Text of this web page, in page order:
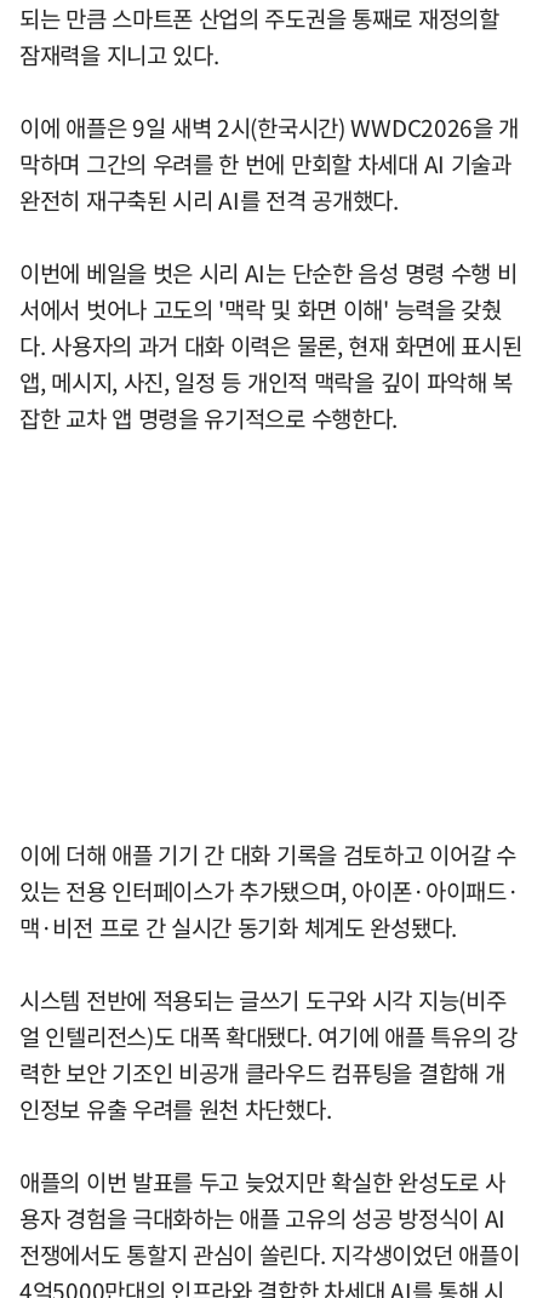
되는 만큼 스마트폰 산업의 주도권을 통째로 재정의할
잠재력을 지니고 있다.
이에 애플은 9일 새벽 2시(한국시간) WWDC2026을 개
막하며 그간의 우려를 한 번에 만회할 차세대 AI 기술과
완전히 재구축된 시리 AI를 전격 공개했다.
이번에 베일을 벗은 시리 AI는 단순한 음성 명령 수행 비
서에서 벗어나 고도의 '맥락 및 화면 이해' 능력을 갖췄
다. 사용자의 과거 대화 이력은 물론, 현재 화면에 표시된
앱, 메시지, 사진, 일정 등 개인적 맥락을 깊이 파악해 복
잡한 교차 앱 명령을 유기적으로 수행한다.
이에 더해 애플 기기 간 대화 기록을 검토하고 이어갈 수
있는 전용 인터페이스가 추가됐으며, 아이폰·아이패드·
맥·비전 프로 간 실시간 동기화 체계도 완성됐다.
시스템 전반에 적용되는 글쓰기 도구와 시각 지능(비주
얼 인텔리전스)도 대폭 확대됐다. 여기에 애플 특유의 강
력한 보안 기조인 비공개 클라우드 컴퓨팅을 결합해 개
인정보 유출 우려를 원천 차단했다.
애플의 이번 발표를 두고 늦었지만 확실한 완성도로 사
용자 경험을 극대화하는 애플 고유의 성공 방정식이 AI
전쟁에서도 통할지 관심이 쏠린다. 지각생이었던 애플이
4억5000만대의 인프라와 결합한 차세대 AI를 통해 시